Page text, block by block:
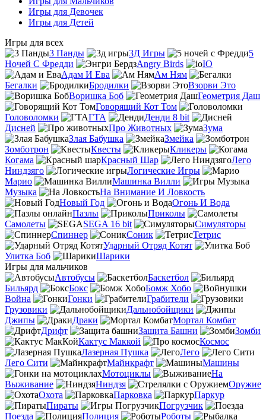
Игры для Девочек
Игры для Детей
Игры для всех
3 Панды
3Д Игры
5
Ночей С Фредди
Angry Birds
IO
Адам И Ева
Ам Ням
Бегалки
Бродилки
Взорви Это
Воришка Боб
Геометрия Даш
Говорящий Кот Том
Головоломки
ГТА
Денди 8 bit
Дисней
Про Животных
Зума
Злая Бабушка
Змейка
Зомботрон
Квесты
Кликеры
Когама
Красный Шар
Лего
Ниндзяго
Логические Игры
Марио
Машинка Вилли
Музыка
На Внимание И Ловкость
Новый Год
Огонь И Вода
Пазлы
Приколы
Самолеты
SEGA 16 bit
Симуляторы
Спиннер
Соник
Тетрис
Ударный Отряд Котят
Улитка Боб
Шарики
Игры для мальчиков
Автобусы
Баскетбол
Бильярд
Бокс
Бомж Хобо
Война
Гонки
Грабители
Грузовики
Дальнобойщики
Джипы
Драки
Мортал Комбат
Дрифт
Защита Башни
Зомби
Кактус Маккой
Космос
Лазерная Пушка
Лего
Лего Сити
Майнкрафт
Машины
Мотоциклы
На
Выживание
Ниндзя
Оружие
Охота
Парковка
Паркур
Пираты
Погрузчик
Поезда
Полиция
Роботы